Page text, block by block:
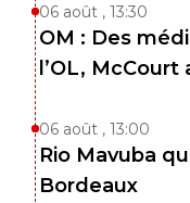
06 août , 13:30
OM : Des
l’OL, McCourt
06 août , 13:00
Rio Mavuba
Bordeaux